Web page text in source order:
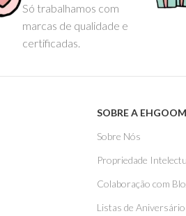
Só trabalhamos com
marcas de qualidade e
certificadas.
SOBRE A EHGOOM
Sobre Nós
Propriedade
Colaboração com
Listas de Aniversário